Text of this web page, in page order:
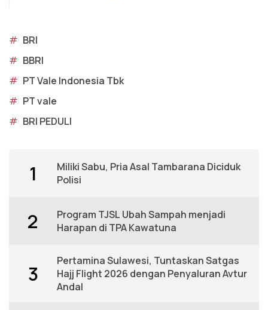
# BRI
# BBRI
# PT Vale Indonesia Tbk
# PT vale
# BRI PEDULI
1
Miliki Sabu, Pria Asal Tambarana Diciduk
Polisi
2
Program TJSL Ubah Sampah menjadi
Harapan di TPA Kawatuna
3
Pertamina Sulawesi, Tuntaskan Satgas
Hajj Flight 2026 dengan Penyaluran Avtur
Andal